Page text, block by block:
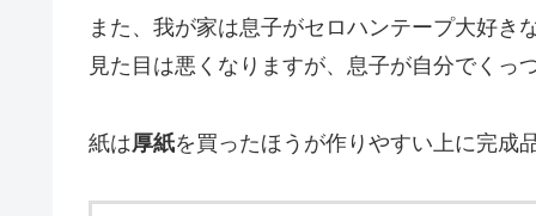
また、我が家は息子がセロハンテープ大好き
見た目は悪くなりますが、息子が自分でくっ
紙は厚紙を買ったほうが作りやすい上に完成